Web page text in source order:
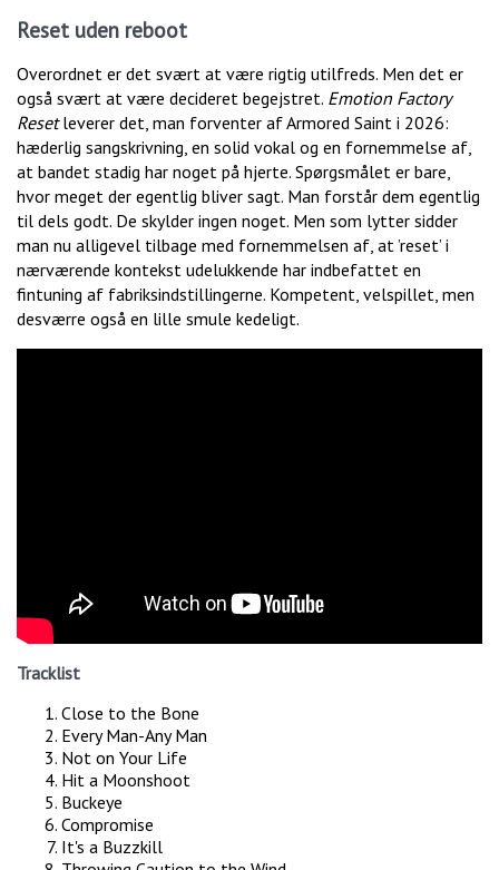
Reset uden reboot
Overordnet er det svært at være rigtig utilfreds. Men det er
også svært at være decideret begejstret. Emotion Factory
Resetleverer det, man forventer af Armored Saint i 2026:
hæderlig sangskrivning, en solid vokal og en fornemmelse af,
at bandet stadig har noget på hjerte. Spørgsmålet er bare,
hvor meget der egentlig bliver sagt. Man forstår dem egentlig
til dels godt. De skylder ingen noget. Men som lytter sidder
man nu alligevel tilbage med fornemmelsen af, at ’reset’ i
nærværende kontekst udelukkende har indbefattet en
fintuning af fabriksindstillingerne. Kompetent, velspillet, men
desværre også en lille smule kedeligt.
Tracklist
Close to the Bone
Every Man-Any Man
Not on Your Life
Hit a Moonshoot
Buckeye
Compromise
It's a Buzzkill